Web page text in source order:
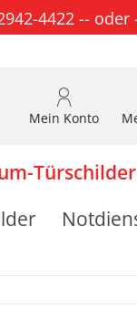
4422 -- oder
Mein Konto
Türschilder